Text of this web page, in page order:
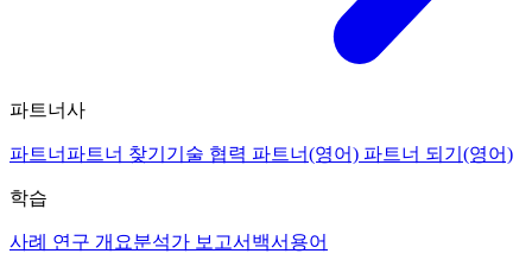
파트너사
파트너 파트너 찾기 기술 협력 파트너(영어) 파트너 되기(영어)
학습
사례 연구 개요분석가 보고서 백서 용어